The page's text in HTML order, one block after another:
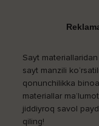
Sayt
sayt manzili
qonunchilikka
materiallar
jiddiyroq savol
qiling!